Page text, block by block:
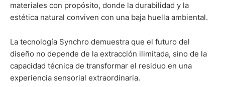
materiales con propósito, donde la durabilidad y la
estética natural conviven con una baja huella ambiental.
La tecnología Synchro demuestra que el futuro del
diseño no depende de la extracción ilimitada, sino de la
capacidad técnica de transformar el residuo en una
experiencia sensorial extraordinaria.